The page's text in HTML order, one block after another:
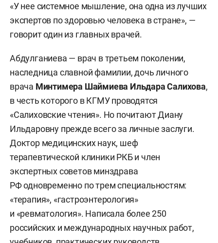
«У нее системное мышление, она одна из лучших
экспертов по здоровью человека в стране», —
говорит один из главных врачей.
Абдулганиева — врач в третьем поколении,
наследница славной фамилии, дочь личного
врача Минтимера Шаймиева Ильдара Салихова,
в честь которого в КГМУ проводятся
«Салиховские чтения». Но почитают Диану
Ильдаровну прежде всего за личные заслуги.
Доктор медицинских наук, шеф
терапевтической клиники РКБ и член
экспертных советов минздрава
РФ одновременно по трем специальностям:
«терапия», «гастроэнтерология»
и «ревматология». Написала более 250
российских и международных научных работ,